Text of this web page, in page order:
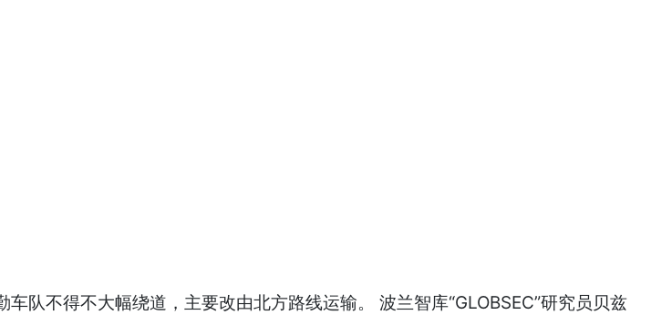
队不得不大幅绕道，主要改由北方路线运输。 波兰智库“GLOBSEC”研究员贝兹